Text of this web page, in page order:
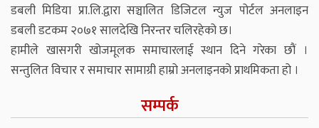
डबली मिडिया प्रा.लि.द्वारा सञ्चालित डिजिटल न्युज पोर्टल अनलाइन
डबली डटकम २०७१ सालदेखि निरन्तर चलिरहेको छ।
हामीले खासगरी खोजमूलक समाचारलाई स्थान दिने गरेका छौं ।
सन्तुलित विचार र समाचार सामाग्री हाम्रो अनलाइनको प्राथमिकता हो ।
सम्पर्क